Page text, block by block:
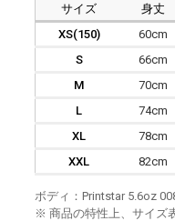
サイズ 身丈
XS(150)
60cm
S
66cm
M
70cm
L
74cm
XL
78cm
XXL
82cm
ボディ：Printstar 5.6oz
※ 商品の特性上、サイズ